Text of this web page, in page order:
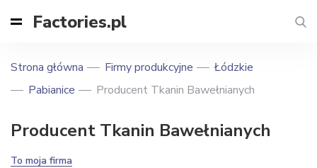
Factories.pl
Strona główna Firmy produkcyjne
Łódzkie
Pabianice
Producent Tkanin Bawełnianych
Producent Tkanin Bawełnianych
To moja firma